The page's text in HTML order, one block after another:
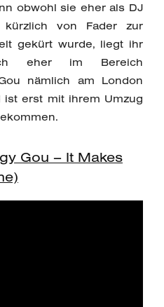
obwohl sie eher als DJ
von Fader zur
gekürt wurde, liegt ihr
eher im Bereich
nämlich am London
ist erst mit ihrem Umzug
Gou – It Makes